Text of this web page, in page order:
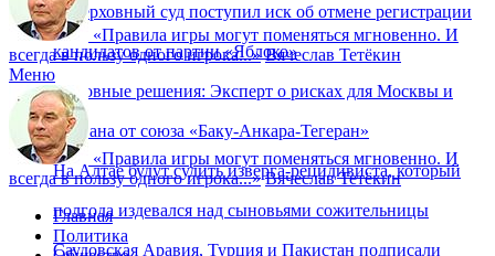
В Верховный суд поступил иск об отмене регистрации
кандидатов от партии «Яблоко»
Основные решения: Эксперт о рисках для Москвы и
Еревана от союза «Баку-Анкара-Тегеран»
На Алтае будут судить изверга-рецидивиста, который
полгода издевался над сыновьями сожительницы
Саудовская Аравия, Турция и Пакистан подписали
«Правила игры могут поменяться мгновенно. И
всегда в пользу одного игрока...» Вячеслав Тетёкин
Меню
«Правила игры могут поменяться мгновенно. И
всегда в пользу одного игрока...» Вячеслав Тетёкин
Главная
Политика